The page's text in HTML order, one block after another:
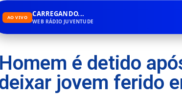
AO VIVO CARREGANDO...
WEB RÁDIO JUVENTUDE
Homem é detido
jovem ferido